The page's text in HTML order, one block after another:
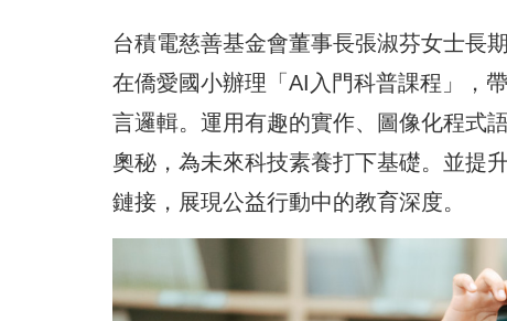
台積電慈善基金會董事長張淑芬女士長
在僑愛國小辦理「AI入門科普課程」，
言邏輯。運用有趣的實作、圖像化程式
奧秘，為未來科技素養打下基礎。並提
鏈接，展現公益行動中的教育深度。